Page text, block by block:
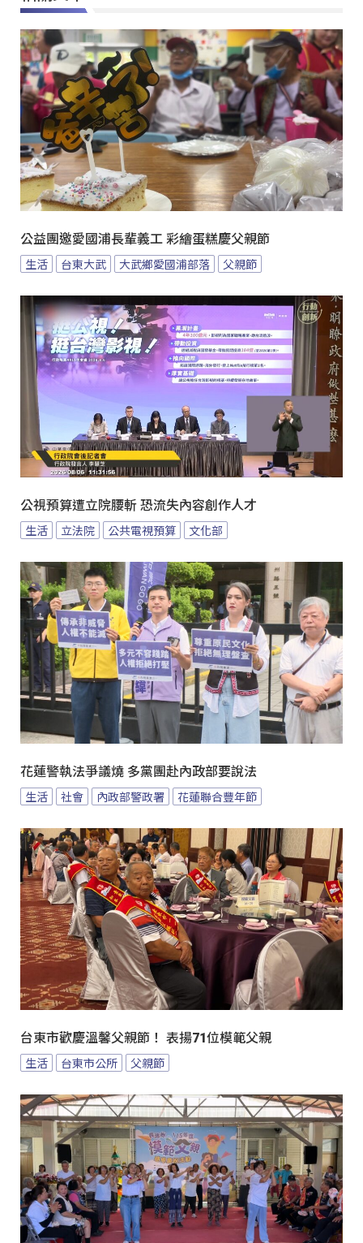
公益團邀愛國浦長輩義工 彩繪蛋糕慶父親節
生活 台東大武 大武鄉愛國浦部落 父親節
公視預算遭立院腰斬 恐流失內容創作人才
生活 立法院 公共電視預算 文化部
花蓮警執法爭議燒 多黨團赴內政部要說法
生活 社會 內政部警政署 花蓮聯合豐年節
台東市歡慶溫馨父親節！ 表揚71位模範父親
生活 台東市公所 父親節